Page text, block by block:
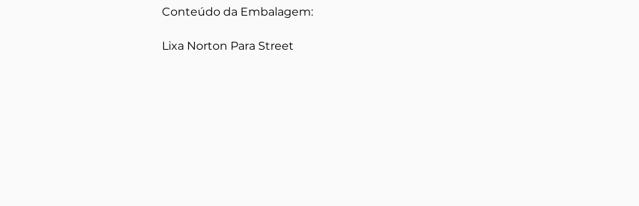
Conteúdo da Embalagem:
Lixa Norton Para Street